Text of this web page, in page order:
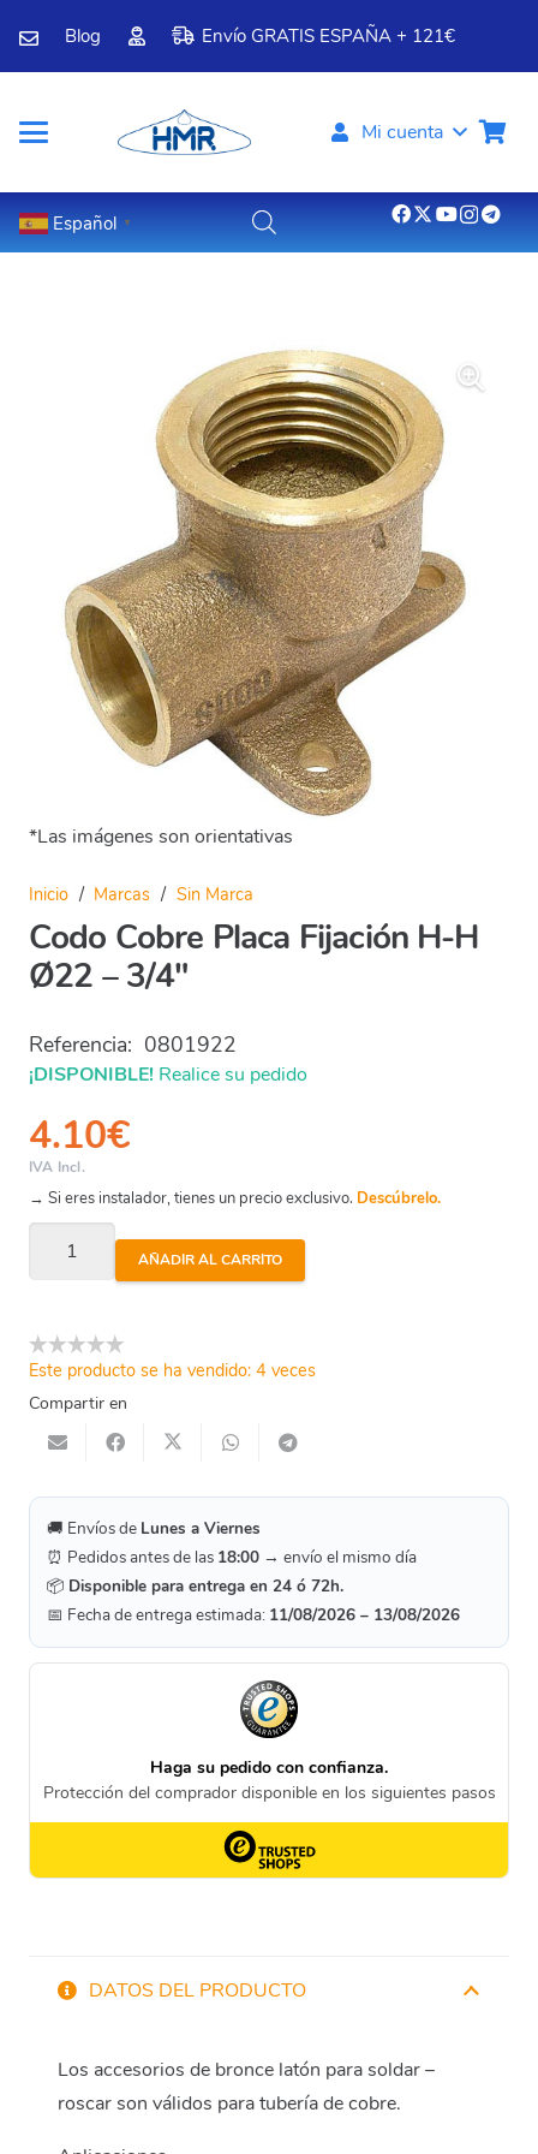
Blog Envío GRATIS ESPAÑA + 121€
Mi cuenta
Español ▼
*Las imágenes son orientativas
Inicio / Marcas / Sin Marca
Codo Cobre Placa Fijación H-H
Ø22 – 3/4″
Referencia: 0801922
¡DISPONIBLE! Realice su pedido
4.10€
IVA Incl.
→ Si eres instalador, tienes un precio exclusivo. Descúbrelo.
Codo
Cobre
Fijación
H-
H
Ø22
3/4"
cantidad
AÑADIR AL CARRITO
Este producto se ha vendido: 4 veces
Compartir en
🚚 Envíos de Lunes a Viernes
⏰ Pedidos antes de las 18:00 → envío el mismo día
📦 Disponible para entrega en 24 ó 72h.
📅 Fecha de entrega estimada: 11/08/2026 – 13/08/2026
DATOS DEL PRODUCTO
Los accesorios de bronce latón para soldar –
roscar son válidos para tubería de cobre.